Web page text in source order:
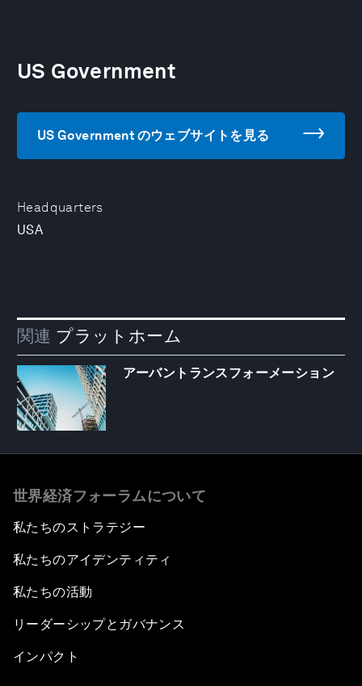
Headquarters
USA
US Government
US Government のウェブサイトを見る
関連 プラットホーム
アーバントランスフォーメーション
世界経済フォーラムについて
私たちのストラテジー
私たちのアイデンティティ
私たちの活動
リーダーシップとガバナンス
インパクト